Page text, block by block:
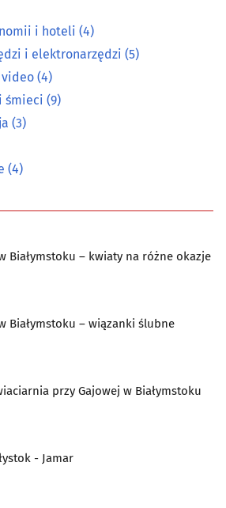
(15)
montaż
sprzedaż(21)
usługi
naziemna
i hoteli (4)
i elektronarzędzi (5)
video (4)
śmieci (9)
(3)
(4)
Białymstoku – kwiaty na różne okazje
Białymstoku – wiązanki ślubne
przy Gajowej w Białymstoku
- Jamar